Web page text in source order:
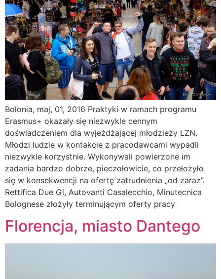
Bolonia, maj, 01, 2016 Praktyki w ramach programu
Erasmus+ okazały się niezwykle cen­nym
doświadczeniem dla wyjeżdżającej młodzieży LZN.
Młodzi ludzie w kontak­cie z pracodawcami wypadli
niezwykle korzystnie. Wykonywali powierzone im
zadania bardzo dobrze, pieczołowicie, co przełożyło
się w konsekwencji na ofertę zatrudnienia „od zaraz”.
Rettifica Due Gi, Autovanti Casalecchio, Minutecnica
Bolo­gnese złożyły terminującym oferty pracy
Florencja, miasto Dantego